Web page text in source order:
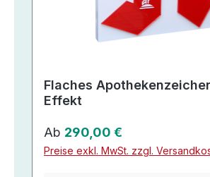
Flaches
Effekt
Regulärer Preis:
Ab 290,00 €
Preise exkl. MwSt. zzgl.